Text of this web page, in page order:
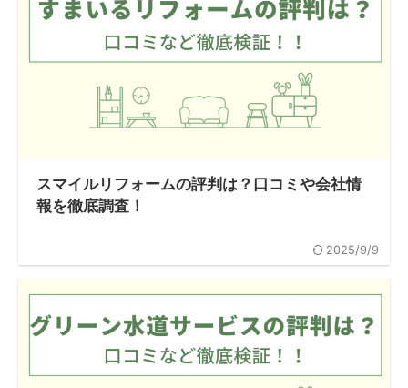
スマイルリフォームの評判は？口コミや会社情
報を徹底調査！
2025/9/9